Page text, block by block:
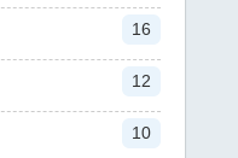
16
12
10